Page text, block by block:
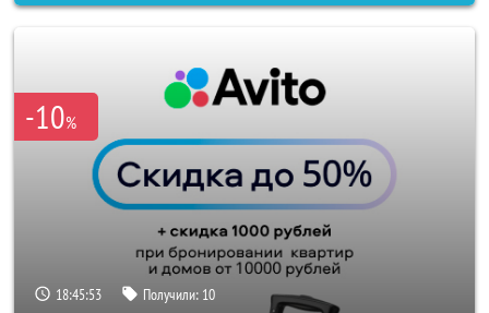
-10%
18:45:52 Получили: 10